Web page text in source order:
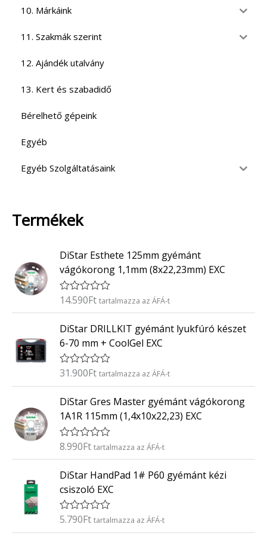
10. Márkáink
11. Szakmák szerint
12. Ajándék utalvány
13. Kert és szabadidő
Bérelhető gépeink
Egyéb
Egyéb Szolgáltatásaink
Termékek
DiStar Esthete 125mm gyémánt
vágókorong 1,1mm (8x22,23mm) EXC
É
é
k
e
l
s
:
/
5
14.590Ft tartalmazza az ÁFÁ-t
DiStar DRILLKIT gyémánt lyukfúró készet
6-70 mm + CoolGel EXC
É
é
k
e
l
é
s
:
/
5
31.900Ft tartalmazza az ÁFÁ-t
DiStar Gres Master gyémánt vágókorong
1A1R 115mm (1,4x10x22,23) EXC
É
é
e
l
é
s
:
8.990Ft tartalmazza az ÁFÁ-t
DiStar HandPad 1# P60 gyémánt kézi
csiszoló EXC
É
5.790Ft tartalmazza az ÁFÁ-t